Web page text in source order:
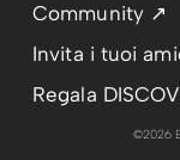
Community ↗
Invita i tuoi
Regala
©2026